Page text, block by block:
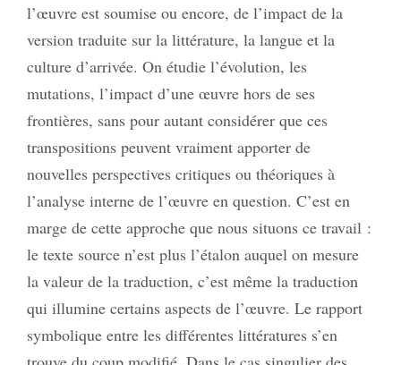
l’œuvre est soumise ou encore, de l’impact de la
version traduite sur la littérature, la langue et la
culture d’arrivée. On étudie l’évolution, les
mutations, l’impact d’une œuvre hors de ses
frontières, sans pour autant considérer que ces
transpositions peuvent vraiment apporter de
nouvelles perspectives critiques ou théoriques à
l’analyse interne de l’œuvre en question. C’est en
marge de cette approche que nous situons ce travail :
le texte source n’est plus l’étalon auquel on mesure
la valeur de la traduction, c’est même la traduction
qui illumine certains aspects de l’œuvre. Le rapport
symbolique entre les différentes littératures s’en